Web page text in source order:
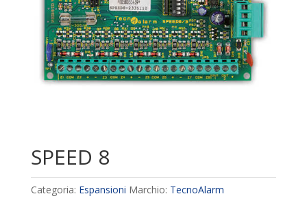
SPEED 8
Categoria: Espansioni Marchio: TecnoAlarm